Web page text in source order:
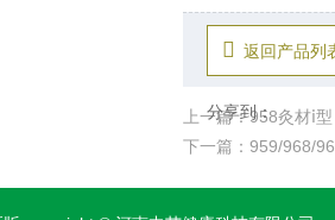
返回产品列
分享到：
上一篇：958灸材ⅰ
下一篇：959/968/